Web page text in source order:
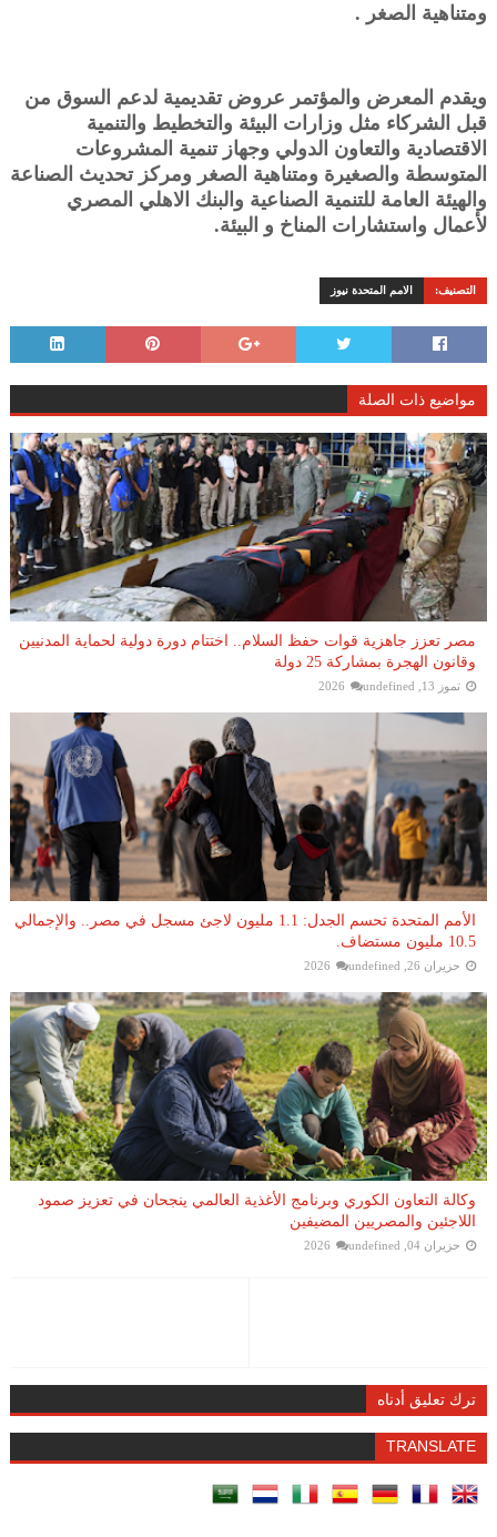
ومتناهية الصغر .
ويقدم المعرض والمؤتمر عروض تقديمية لدعم السوق من
قبل الشركاء مثل وزارات البيئة والتخطيط والتنمية
الاقتصادية والتعاون الدولي وجهاز تنمية المشروعات
المتوسطة والصغيرة ومتناهية الصغر ومركز تحديث الصناعة
والهيئة العامة للتنمية الصناعية والبنك الاهلي المصري
لأعمال واستشارات المناخ و البيئة.
التصنيف: الامم المتحدة نيوز
مواضيع ذات الصلة
مصر تعزز جاهزية قوات حفظ السلام.. اختتام دورة دولية لحماية المدنيين
وقانون الهجرة بمشاركة 25 دولة
تموز 13, 2026 undefined
الأمم المتحدة تحسم الجدل: 1.1 مليون لاجئ مسجل في مصر.. والإجمالي
10.5 مليون مستضاف.
حزيران 26, 2026 undefined
وكالة التعاون الكوري وبرنامج الأغذية العالمي ينجحان في تعزيز صمود
اللاجئين والمصريين المضيفين
حزيران 04, 2026 undefined
ترك تعليق أدناه
TRANSLATE